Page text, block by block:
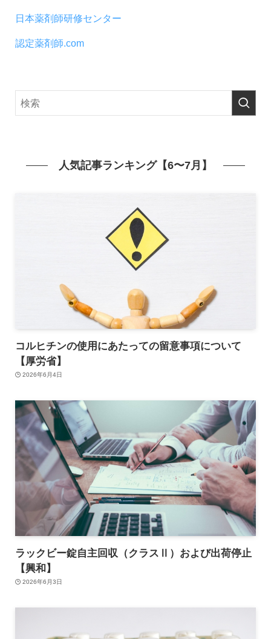
日本薬剤師研修センター
認定薬剤師.com
人気記事ランキング【6〜7月】
コルヒチンの使用にあたっての留意事項について
【厚労省】
2026年6月4日
ラックビー錠自主回収（クラスⅡ）および出荷停止
【興和】
2026年6月3日